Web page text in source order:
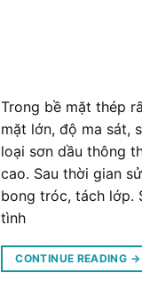
Trong bề mặt thép
mặt lớn, độ ma sát,
loại sơn dầu thông
cao. Sau thời gian
bong tróc, tách lớp.
tình
CONTINUE READING →